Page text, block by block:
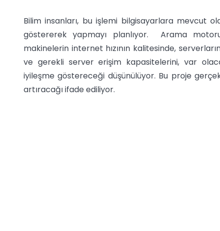
Bilim insanları, bu işlemi bilgisayarlara mevcut
göstererek yapmayı planlıyor. Arama
makinelerin internet hızının kalitesinde,
ve gerekli server erişim kapasitelerini, var
iyileşme göstereceği düşünülüyor. Bu proje
artıracağı ifade ediliyor.